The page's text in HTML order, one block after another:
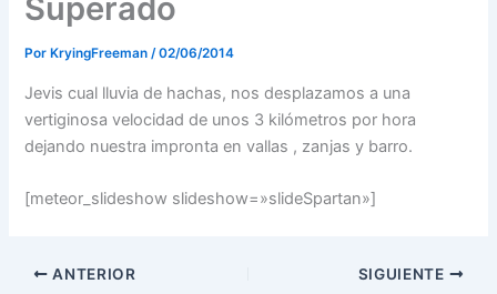
Superado
Por KryingFreeman/02/06/2014
Jevis cual lluvia de hachas, nos desplazamos a una
vertiginosa velocidad de unos 3 kilómetros por hora
dejando nuestra impronta en vallas , zanjas y barro.
[meteor_slideshow slideshow=»slideSpartan»]
ANTERIOR SIGUIENTE